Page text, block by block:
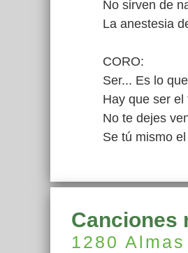
No sirven de
La anestesia
CORO:
Ser... Es lo
Hay que ser
No te dejes
Se tú mismo
Canciones
1280 Almas